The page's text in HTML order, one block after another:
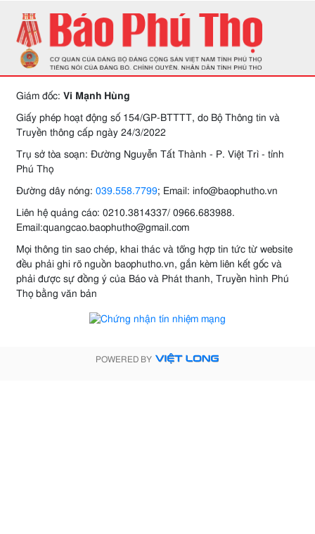
Giám đốc: Vi Mạnh Hùng
Giấy phép hoạt động số 154/GP-BTTTT, do Bộ Thông tin và
Truyền thông cấp ngày 24/3/2022
Trụ sở tòa soạn: Đường Nguyễn Tất Thành - P. Việt Trì - tỉnh
Phú Thọ
Đường dây nóng: 039.558.7799; Email: info@baophutho.vn
Liên hệ quảng cáo: 0210.3814337/ 0966.683988.
Email:quangcao.baophutho@gmail.com
Mọi thông tin sao chép, khai thác và tổng hợp tin tức từ website
đều phải ghi rõ nguồn baophutho.vn, gắn kèm liên kết gốc và
phải được sự đồng ý của Báo và Phát thanh, Truyền hình Phú
Thọ bằng văn bản
POWERED BY